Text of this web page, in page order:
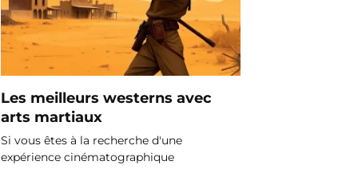
Les meilleurs westerns avec
arts martiaux
Si vous êtes à la recherche d'une
expérience cinématographique